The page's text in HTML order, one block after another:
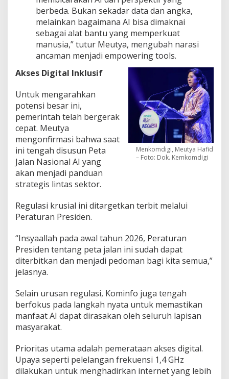
berbeda. Bukan sekadar data dan angka,
melainkan bagaimana AI bisa dimaknai
sebagai alat bantu yang memperkuat
manusia,” tutur Meutya, mengubah narasi
ancaman menjadi empowering tools.
Menkomdigi, Meutya Hafid
– Foto: Dok. Kemkomdigi
Akses Digital Inklusif
Untuk mengarahkan
potensi besar ini,
pemerintah telah bergerak
cepat. Meutya
mengonfirmasi bahwa saat
ini tengah disusun Peta
Jalan Nasional AI yang
akan menjadi panduan
strategis lintas sektor.
Regulasi krusial ini ditargetkan terbit melalui
Peraturan Presiden.
“Insyaallah pada awal tahun 2026, Peraturan
Presiden tentang peta jalan ini sudah dapat
diterbitkan dan menjadi pedoman bagi kita semua,”
jelasnya.
Selain urusan regulasi, Kominfo juga tengah
berfokus pada langkah nyata untuk memastikan
manfaat AI dapat dirasakan oleh seluruh lapisan
masyarakat.
Prioritas utama adalah pemerataan akses digital.
Upaya seperti pelelangan frekuensi 1,4 GHz
dilakukan untuk menghadirkan internet yang lebih